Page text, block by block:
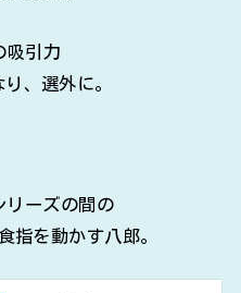
吸引力
、選外に。
リーズの間の
指を動かす八郎。